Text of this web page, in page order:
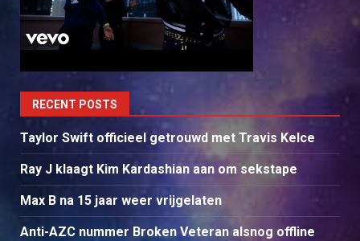
RECENT POSTS
Taylor Swift officieel getrouwd met Travis Kelce
Ray J klaagt Kim Kardashian aan om sekstape
Max B na 15 jaar weer vrijgelaten
Anti-AZC nummer Broken Veteran alsnog offline